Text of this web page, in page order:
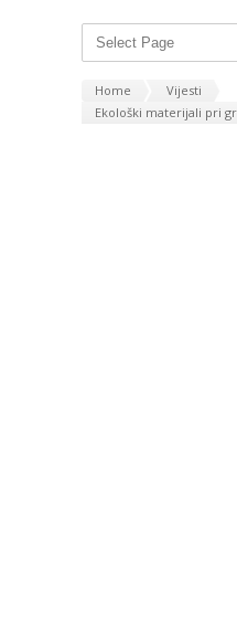
Home
Vijesti
Ekološki materijali pri